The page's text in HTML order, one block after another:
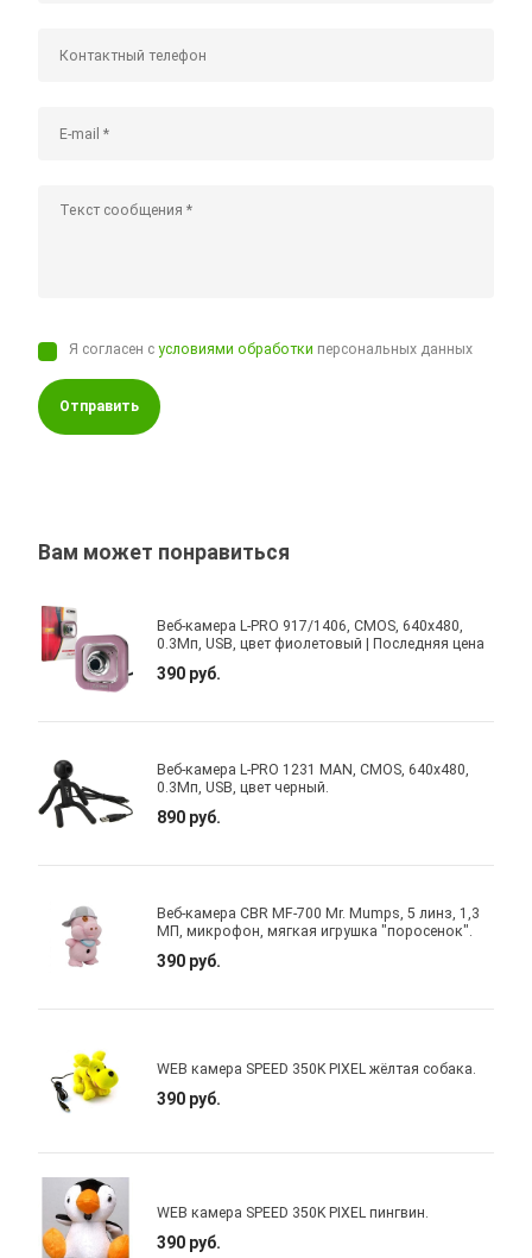
Я согласен сусловиями обработки персональных данных
Отправить
Вам может понравиться
Веб-камера L-PRO 917/1406, CMOS, 640x480,
0.3Мп, USB, цвет фиолетовый | Последняя цена
390 руб.
Веб-камера L-PRO 1231 MAN, CMOS, 640x480,
0.3Мп, USB, цвет черный.
890 руб.
Веб-камера CBR MF-700 Mr. Mumps, 5 линз, 1,3
МП, микрофон, мягкая игрушка "поросенок".
390 руб.
WEB камера SPEED 350K PIXEL жёлтая собака.
390 руб.
WEB камера SPEED 350K PIXEL пингвин.
390 руб.